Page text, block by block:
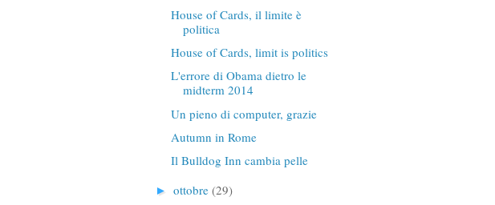
House of Cards, il limite è
politica
House of Cards, limit is politics
L'errore di Obama dietro le
midterm 2014
Un pieno di computer, grazie
Autumn in Rome
Il Bulldog Inn cambia pelle
► ottobre (29)